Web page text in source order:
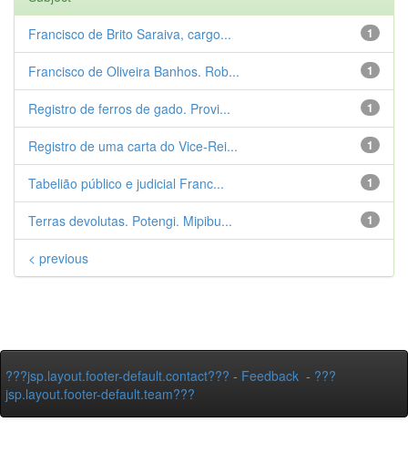
1
Francisco de Brito Saraiva, cargo...
1
Francisco de Oliveira Banhos. Rob...
1
Registro de ferros de gado. Provi...
1
Registro de uma carta do Vice-Rei...
1
Tabelião público e judicial Franc...
1
Terras devolutas. Potengi. Mipibu...
< previous
???jsp.layout.footer-default.contact??? - Feedback - ???
jsp.layout.footer-default.team???